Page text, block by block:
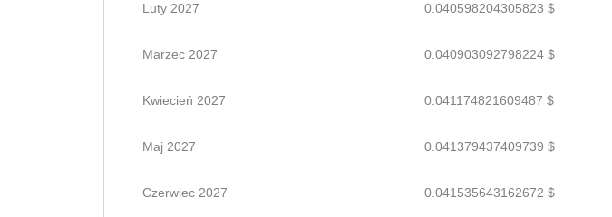
Luty 2027 0.040598204305823 $
Marzec 2027 0.040903092798224 $
Kwiecień 2027 0.041174821609487 $
Maj 2027 0.041379437409739 $
Czerwiec 2027 0.041535643162672 $